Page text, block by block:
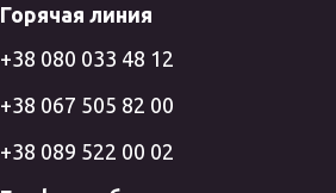
Горячая линия
+38 080 033 48 12
+38 067 505 82 00
+38 089 522 00 02